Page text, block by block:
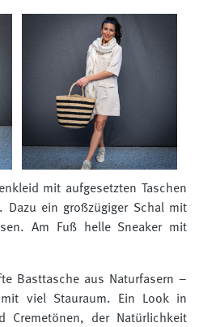
mit aufgesetzten Taschen
Dazu ein großzügiger Schal mit
Am Fuß helle Sneaker mit
Basttasche aus Naturfasern –
viel Stauraum. Ein Look in
Cremetönen, der Natürlichkeit